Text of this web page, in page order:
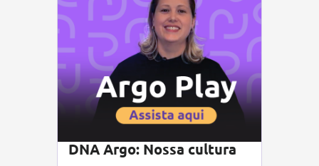
DNA Argo: Nossa cultura